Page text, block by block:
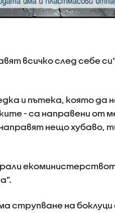
всичко след себе
и пътека, която да
- са направени от
нещо хубаво,
струпване на боклуци